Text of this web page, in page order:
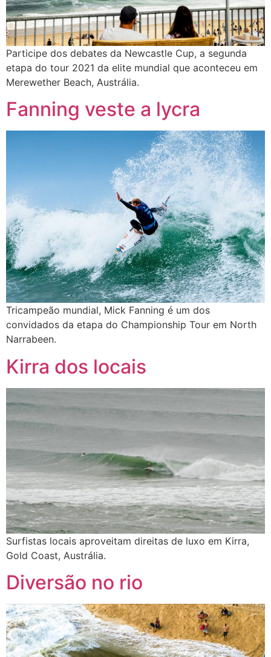
Participe dos debates da Newcastle Cup, a segunda
etapa do tour 2021 da elite mundial que aconteceu em
Merewether Beach, Austrália.
Fanning veste a lycra
Tricampeão mundial, Mick Fanning é um dos
convidados da etapa do Championship Tour em North
Narrabeen.
Kirra dos locais
Surfistas locais aproveitam direitas de luxo em Kirra,
Gold Coast, Austrália.
Diversão no rio